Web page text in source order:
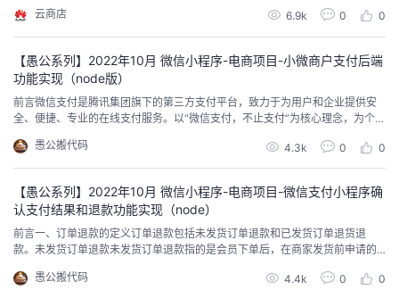
动
关
注
程
认
证
的
实
验
我
的
收
持
建
议
云商店 6.9k 0 0
【愚公系列】2022年10月 微信小程序-电商项目-小微商户支付后端
功能实现（node版）
前言微信支付是腾讯集团旗下的第三方支付平台，致力于为用户和企业提供安
全、便捷、专业的在线支付服务。以“微信支付，不止支付”为核心理念，为个人
专业的收款能力，运营能力，资金结算解决方案，以及安全保障。用户可以使
用微信支付来购物、吃饭、旅游、就医、交水电费等。企业、商品、门店、用
愚公搬代码 4.3k 0 0
【愚公系列】2022年10月 微信小程序-电商项目-微信支付小程序确
认支付结果和退款功能实现（node）
前言一、订单退款的定义订单退款包括未发货订单退款和已发货订单退货退
款。未发货订单退款未发货订单退款指的是会员下单后，在商家发货前申请的
种原因导致会员要求退货退款的行为。二、订单退款的流程未发货订单退款1)
愚公搬代码 4.4k 0 0